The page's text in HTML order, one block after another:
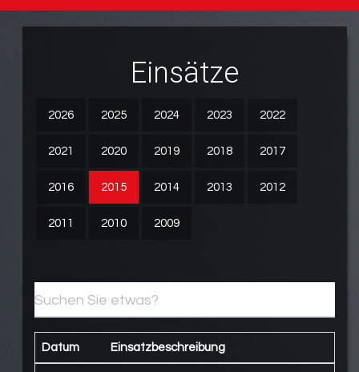
Einsätze
2026 2025 2024 2023 2022
2021 2020 2019 2018 2017
2016 2015 2014 2013 2012
2011 2010 2009
Datum Einsatzbeschreibung